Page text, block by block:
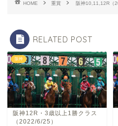
HOME 重賞 阪神10,11,12R（
RELATED POST
阪神
阪神12R・3歳以上1勝クラス
（2022/6/25）